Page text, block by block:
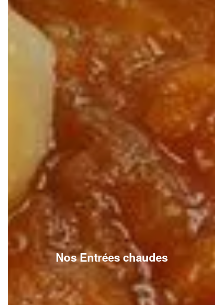
Nos Entrées chaudes